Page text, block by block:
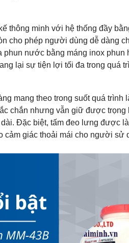
thông minh với hệ thống đầy
cho phép người dùng dễ dàng
nước bằng máng inox phun
lại sự tiện lợi tối đa trong quá
mang theo trong suốt quá trình
chắn nhưng vẫn giữ được
Đặc biệt, tấm đeo lưng được
giác thoải mái cho người sử